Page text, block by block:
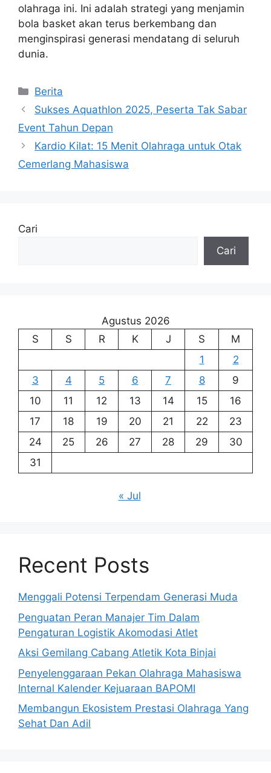
olahraga ini. Ini adalah strategi yang menjamin
bola basket akan terus berkembang dan
menginspirasi generasi mendatang di seluruh
dunia.
Kategori
Berita
Sukses Aquathlon 2025, Peserta Tak Sabar
Event Tahun Depan
Kardio Kilat: 15 Menit Olahraga untuk Otak
Cemerlang Mahasiswa
Cari
Cari
Agustus 2026
S
S R K J S
M
1
2
3
4 5 6 7 8
9
10
11 12 13 14 15
16
17
18 19 20 21 22
23
24
25 26 27 28 29
30
31
« Jul
Recent Posts
Menggali Potensi Terpendam Generasi Muda
Penguatan Peran Manajer Tim Dalam
Pengaturan Logistik Akomodasi Atlet
Aksi Gemilang Cabang Atletik Kota Binjai
Penyelenggaraan Pekan Olahraga Mahasiswa
Internal Kalender Kejuaraan BAPOMI
Membangun Ekosistem Prestasi Olahraga Yang
Sehat Dan Adil